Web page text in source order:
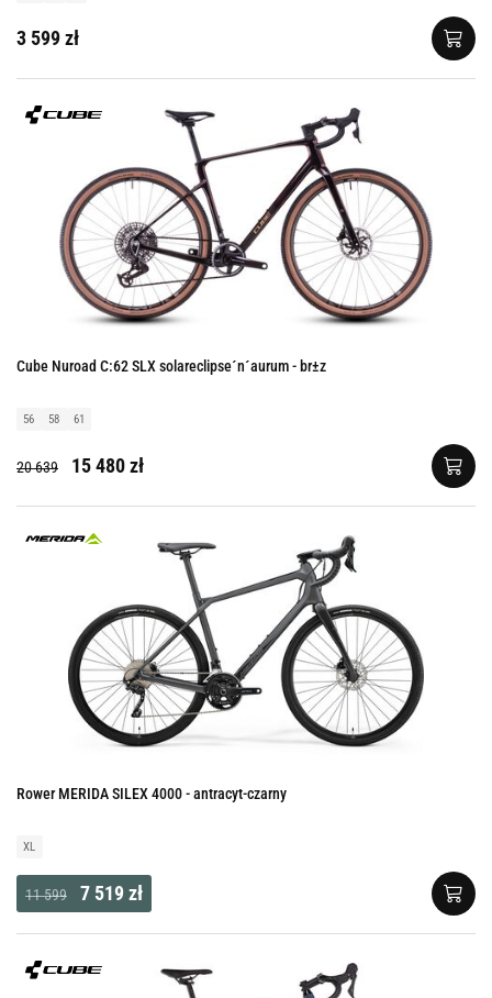
3 599 zł
Cube Nuroad C:62 SLX solareclipse´n´aurum - br±z
56 58 61
20 639 15 480 zł
Rower MERIDA SILEX 4000 - antracyt-czarny
XL
11 599 7 519 zł